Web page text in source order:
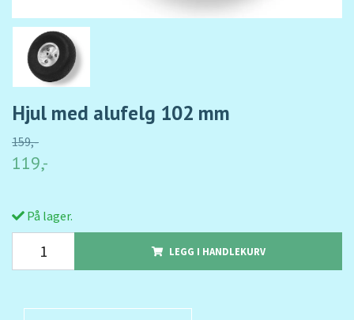
Hjul med alufelg 102 mm
159,-
119,-
På lager.
LEGG I HANDLEKURV